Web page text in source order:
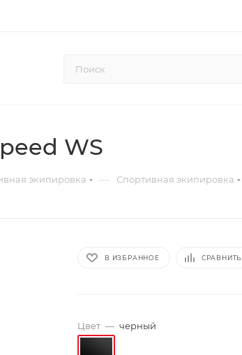
WS
экипировка — Спортивная экипировка
В ИЗБРАННОЕ СРАВНИТЬ
Цвет — черный